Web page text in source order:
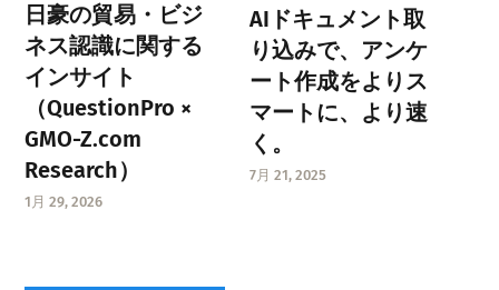
日豪の貿易・ビジ
ネス認識に関する
インサイト
（QuestionPro ×
GMO-Z.com
Research）
1月 29, 2026
AIドキュメント取
り込みで、アンケ
ート作成をよりス
マートに、より速
く。
7月 21, 2025